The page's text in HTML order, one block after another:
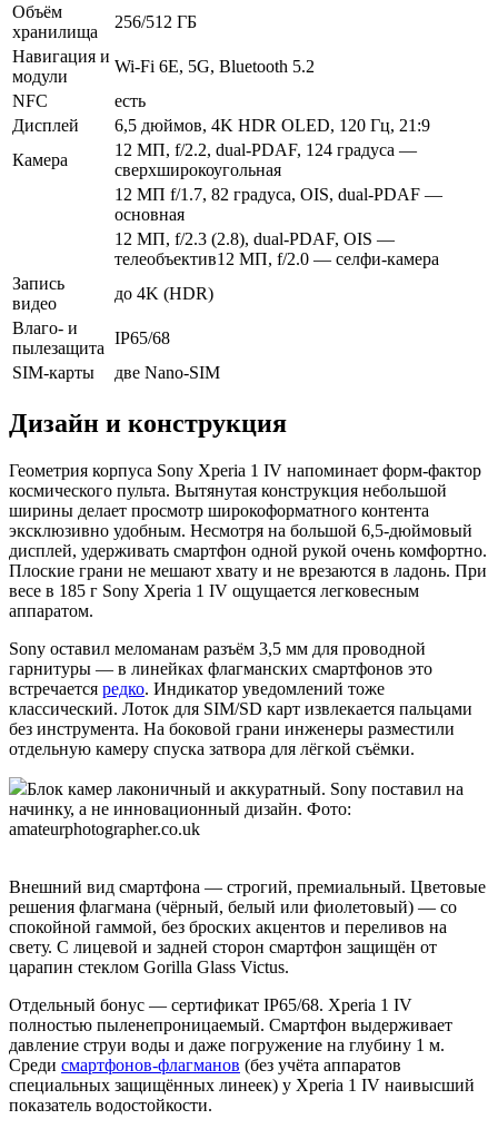
Объём
хранилища
256/512 ГБ
Навигация и
модули
Wi-Fi 6E, 5G, Bluetooth 5.2
NFC
есть
Дисплей
6,5 дюймов, 4K HDR OLED, 120 Гц, 21:9
Камера
12 МП, f/2.2, dual-PDAF, 124 градуса —
сверхширокоугольная
12 МП f/1.7, 82 градуса, OIS, dual-PDAF —
основная
12 МП, f/2.3 (2.8), dual-PDAF, OIS —
телеобъектив12 МП, f/2.0 — селфи-камера
Запись
видео
до 4K (HDR)
Влаго- и
пылезащита
IP65/68
SIM-карты
две Nano-SIM
Дизайн и конструкция
Геометрия корпуса Sony Xperia 1 IV напоминает форм-фактор
космического пульта. Вытянутая конструкция небольшой
ширины делает просмотр широкоформатного контента
эксклюзивно удобным. Несмотря на большой 6,5-дюймовый
дисплей, удерживать смартфон одной рукой очень комфортно.
Плоские грани не мешают хвату и не врезаются в ладонь. При
весе в 185 г Sony Xperia 1 IV ощущается легковесным
аппаратом.
Sony оставил меломанам разъём 3,5 мм для проводной
гарнитуры — в линейках флагманских смартфонов это
встречается редко. Индикатор уведомлений тоже
классический. Лоток для SIM/SD карт извлекается пальцами
без инструмента. На боковой грани инженеры разместили
отдельную камеру спуска затвора для лёгкой съёмки.
Блок камер лаконичный и аккуратный. Sony поставил на
начинку, а не инновационный дизайн. Фото:
amateurphotographer.co.uk
Внешний вид смартфона — строгий, премиальный. Цветовые
решения флагмана (чёрный, белый или фиолетовый) — со
спокойной гаммой, без броских акцентов и переливов на
свету. С лицевой и задней сторон смартфон защищён от
царапин стеклом Gorilla Glass Victus.
Отдельный бонус — сертификат IP65/68. Xperia 1 IV
полностью пыленепроницаемый. Смартфон выдерживает
давление струи воды и даже погружение на глубину 1 м.
Среди смартфонов-флагманов (без учёта аппаратов
специальных защищённых линеек) у Xperia 1 IV наивысший
показатель водостойкости.